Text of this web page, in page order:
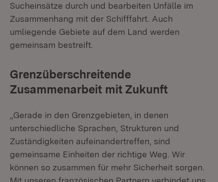
Sucheinsätze durch und bearbeiten Unfälle im
Zusammenhang mit der Schifffahrt. Auch
umliegende Gebiete auf dem Land werden
gemeinsam bestreift.
Grenzüberschreitende
Zusammenarbeit mit Zukunft
Gerade in den Grenzgebieten, in denen
unterschiedliche Sprachen, Strukturen und
Zuständigkeiten aufeinandertreffen, sind
gemeinsame Einheiten der richtige Weg. Wir
können so zusammen für mehr Sicherheit sorgen.